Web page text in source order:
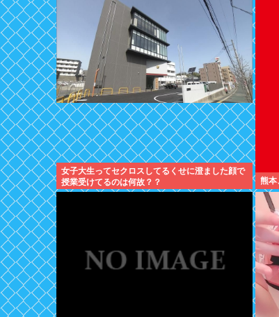
女子大生ってセクロスしてるくせに澄ました顔で
授業受けてるのは何故？？
熊本